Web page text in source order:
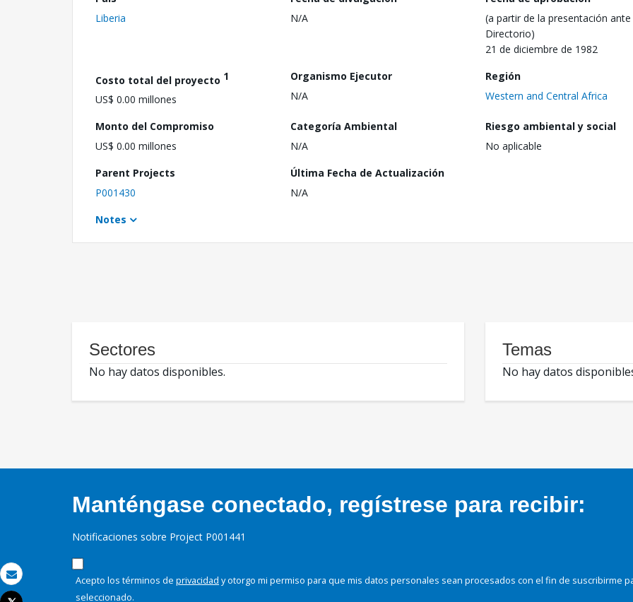
Correo electrónico
Liberia
N/A
(a partir de la presentación ante
Directorio)
21 de diciembre de 1982
Costo total del proyecto 1
US$ 0.00 millones
Organismo Ejecutor
N/A
Región
Western and Central Africa
Monto del Compromiso
US$ 0.00 millones
Categoría Ambiental
N/A
Riesgo ambiental y social
No aplicable
Parent Projects
P001430
Última Fecha de Actualización
N/A
Notes
Sectores
No hay datos disponibles.
Temas
No hay datos
Manténgase conectado, regístrese para recibir:
Notificaciones sobre Project P001441
Acepto los términos de privacidad y otorgo mi permiso para que mis datos personales sean procesados con el fin de suscribirme
seleccionado.